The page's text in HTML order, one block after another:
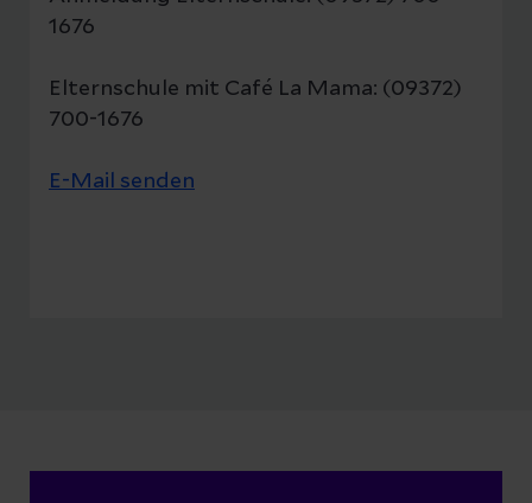
Wundbehandlungen eingesetzt.
Aktuelle Termine:
über den Kreißsaal. Die Kosten für diese
1676
Elternschule mit Café La Mama: (09372)
700-1676
E-Mail senden